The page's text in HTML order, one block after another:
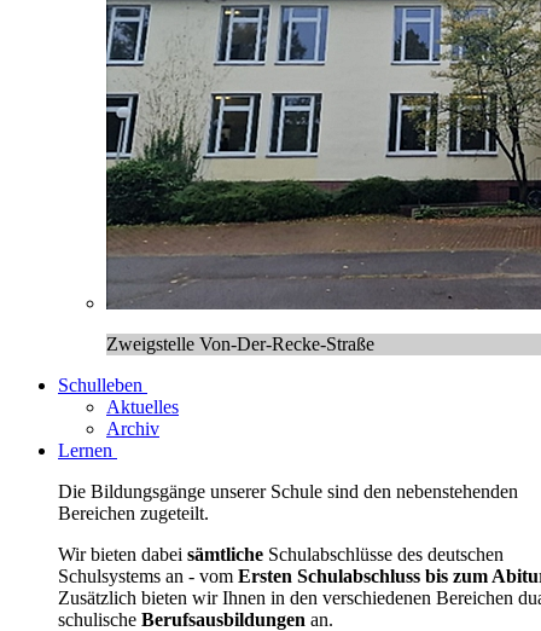
Zweigstelle Von-Der-Recke-Straße
Schulleben
Aktuelles
Archiv
Lernen
Die Bildungsgänge unserer Schule sind den nebenstehenden
Bereichen zugeteilt.
Wir bieten dabei sämtliche Schulabschlüsse des deutschen
Schulsystems an - vom Ersten Schulabschluss bis zum
Zusätzlich bieten wir Ihnen in den verschiedenen Bereichen
schulische Berufsausbildungen an.